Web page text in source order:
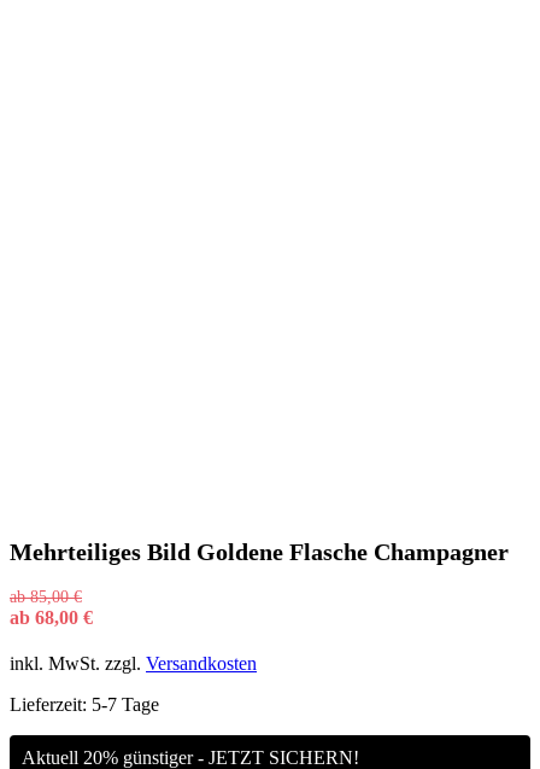
Mehrteiliges Bild Goldene Flasche Champagner
ab85,00€
ab 68,00 €
inkl. MwSt. zzgl. Versandkosten
Lieferzeit: 5-7 Tage
Aktuell 20% günstiger - JETZT SICHERN!